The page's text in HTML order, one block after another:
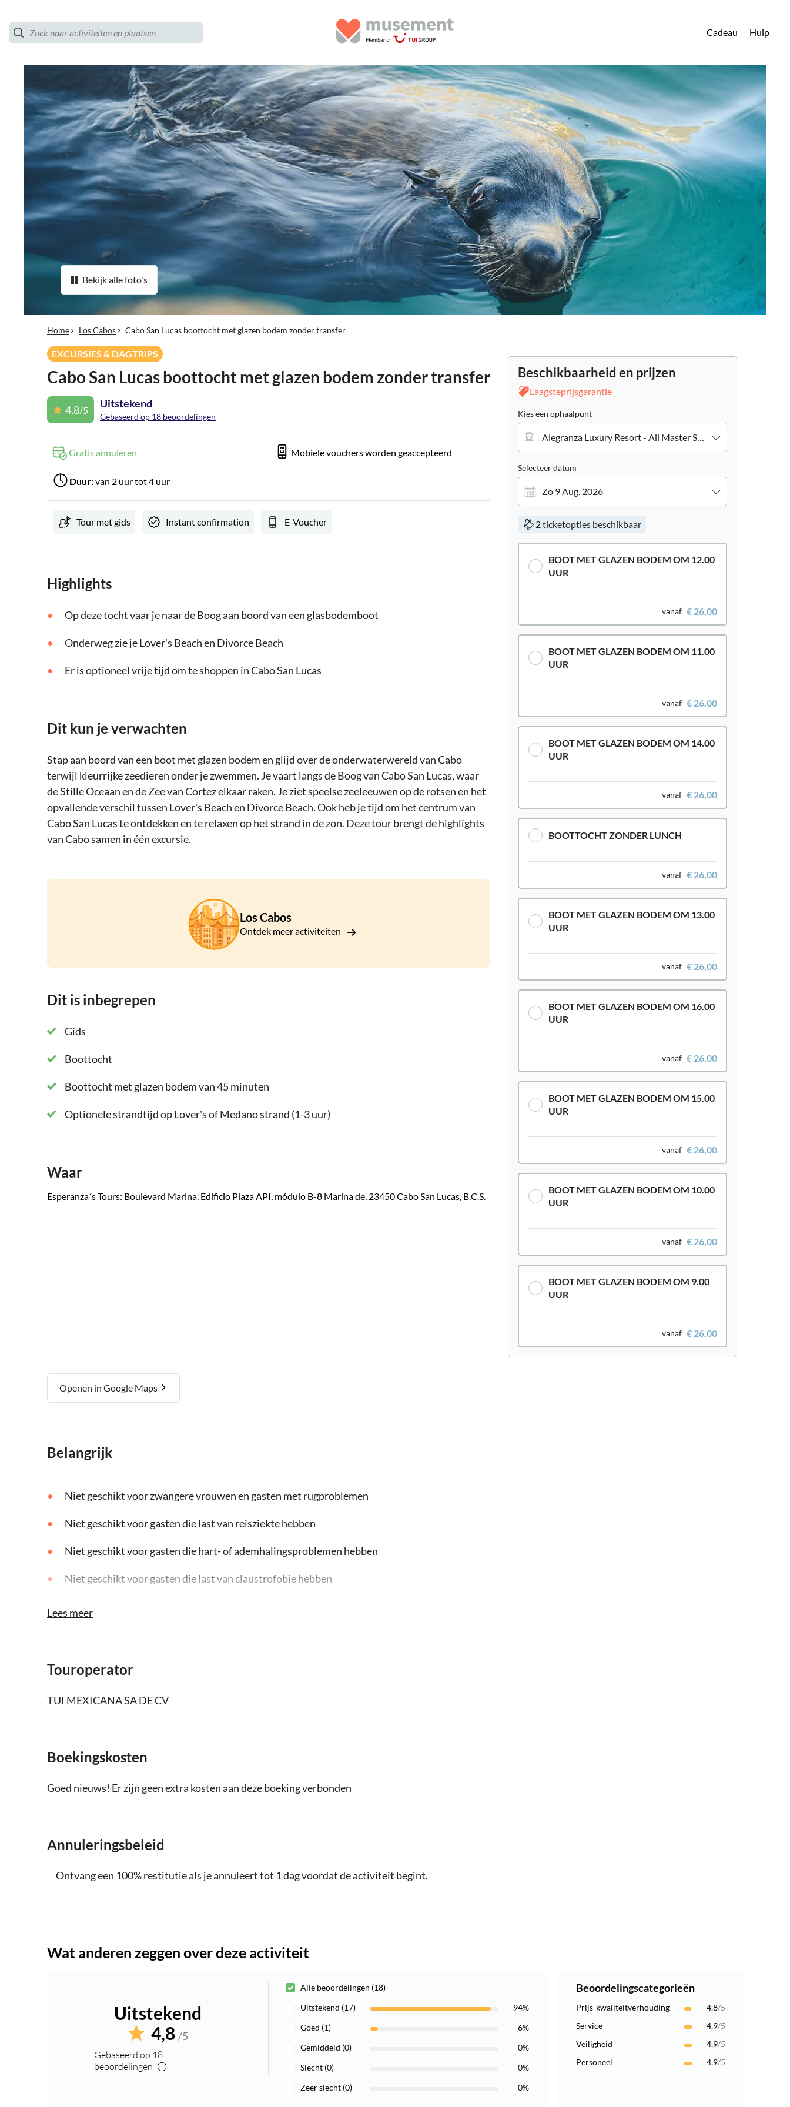
Cadeau Hulp
Bekijk alle foto's
Home Los Cabos Cabo San Lucas boottocht met glazen bodem zonder transfer
EXCURSIES & DAGTRIPS
Cabo San Lucas boottocht met glazen bodem zonder transfer
4,8/5
Uitstekend
Gebaseerd op 18 beoordelingen
Gratis annuleren Mobiele vouchers worden geaccepteerd
Duur:van 2 uur tot 4 uur
Tour met gids Instant confirmation E-Voucher
Highlights
Op deze tocht vaar je naar de Boog aan boord van een glasbodemboot
Onderweg zie je Lover's Beach en Divorce Beach
Er is optioneel vrije tijd om te shoppen in Cabo San Lucas
Dit kun je verwachten
Stap aan boord van een boot met glazen bodem en glijd over de onderwaterwereld van Cabo
terwijl kleurrijke zeedieren onder je zwemmen. Je vaart langs de Boog van Cabo San Lucas, waar
de Stille Oceaan en de Zee van Cortez elkaar raken. Je ziet speelse zeeleeuwen op de rotsen en het
opvallende verschil tussen Lover's Beach en Divorce Beach. Ook heb je tijd om het centrum van
Cabo San Lucas te ontdekken en te relaxen op het strand in de zon. Deze tour brengt de highlights
van Cabo samen in één excursie.
Los Cabos
Ontdek meer activiteiten
Dit is inbegrepen
Gids
Boottocht
Boottocht met glazen bodem van 45 minuten
Optionele strandtijd op Lover's of Medano strand (1-3 uur)
Waar
Esperanza´s Tours: Boulevard Marina, Edificio Plaza API, módulo B-8 Marina de, 23450 Cabo San Lucas, B.C.S.
Openen in Google Maps
Belangrijk
Niet geschikt voor zwangere vrouwen en gasten met rugproblemen
Niet geschikt voor gasten die last van reisziekte hebben
Niet geschikt voor gasten die hart- of ademhalingsproblemen hebben
Niet geschikt voor gasten die last van claustrofobie hebben
je dit minstens 24 uur van tevoren doen voor een volledige terugbetaling
Neem iets mee voor op je hoofd
Transfer niet inbegrepen
Lees meer
Touroperator
TUI MEXICANA SA DE CV
Boekingskosten
Goed nieuws! Er zijn geen extra kosten aan deze boeking verbonden
Annuleringsbeleid
Ontvang een 100% restitutie als je annuleert tot 1 dag voordat de activiteit begint.
Beschikbaarheid en prijzen
Laagsteprijsgarantie
Kies een ophaalpunt
Alegranza Luxury Resort - All Master Suites
Selecteer datum
Zo 9 Aug. 2026
2 ticketopties beschikbaar
BOOT MET GLAZEN BODEM OM 12.00
UUR
vanaf € 26,00
BOOT MET GLAZEN BODEM OM 11.00
UUR
vanaf € 26,00
BOOT MET GLAZEN BODEM OM 14.00
UUR
vanaf € 26,00
BOOTTOCHT ZONDER LUNCH
vanaf € 26,00
BOOT MET GLAZEN BODEM OM 13.00
UUR
vanaf € 26,00
BOOT MET GLAZEN BODEM OM 16.00
UUR
vanaf € 26,00
BOOT MET GLAZEN BODEM OM 15.00
UUR
vanaf € 26,00
BOOT MET GLAZEN BODEM OM 10.00
UUR
vanaf € 26,00
BOOT MET GLAZEN BODEM OM 9.00
UUR
vanaf € 26,00
Wat anderen zeggen over deze activiteit
Uitstekend
4,8 /5
Gebaseerd op 18
beoordelingen
Alle beoordelingen (18)
Uitstekend (17)
94%
Goed (1)
6%
Gemiddeld (0)
0%
Slecht (0)
0%
Zeer slecht (0)
0%
Beoordelingscategorieën
Prijs-kwaliteitverhouding 4,8/5
Service
4,9/5
Veiligheid
4,9/5
Personeel
4,9/5